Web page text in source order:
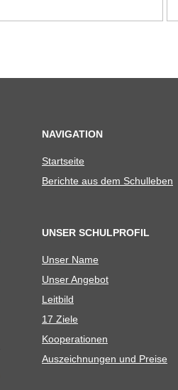
NAVIGATION
Start­seite
Berichte aus dem Schulleben
UNSER SCHULPROFIL
Unser Name
Unser Ange­bot
Leit­bild
17 Ziele
Koope­ra­tio­nen
Aus­zeich­nun­gen und Preise